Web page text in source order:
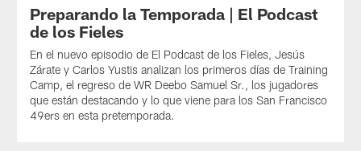
Preparando la Temporada | El Podcast
de los Fieles
En el nuevo episodio de El Podcast de los Fieles, Jesús
Zárate y Carlos Yustis analizan los primeros días de Training
Camp, el regreso de WR Deebo Samuel Sr., los jugadores
que están destacando y lo que viene para los San Francisco
49ers en esta pretemporada.